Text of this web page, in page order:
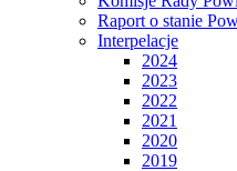
Raport o stanie
Interpelacje
2024
2023
2022
2021
2020
2019